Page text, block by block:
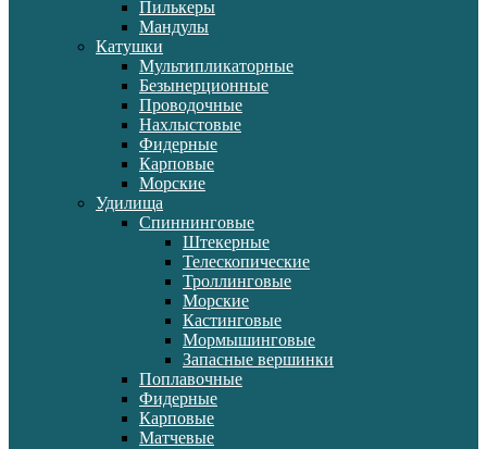
Пилькеры
Мандулы
Катушки
Мультипликаторные
Безынерционные
Проводочные
Нахлыстовые
Фидерные
Карповые
Морские
Удилища
Спиннинговые
Штекерные
Телескопические
Троллинговые
Морские
Кастинговые
Мормышинговые
Запасные вершинки
Поплавочные
Фидерные
Карповые
Матчевые